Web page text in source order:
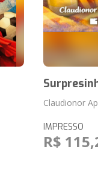
Claudionor
IMPRESSO
R$